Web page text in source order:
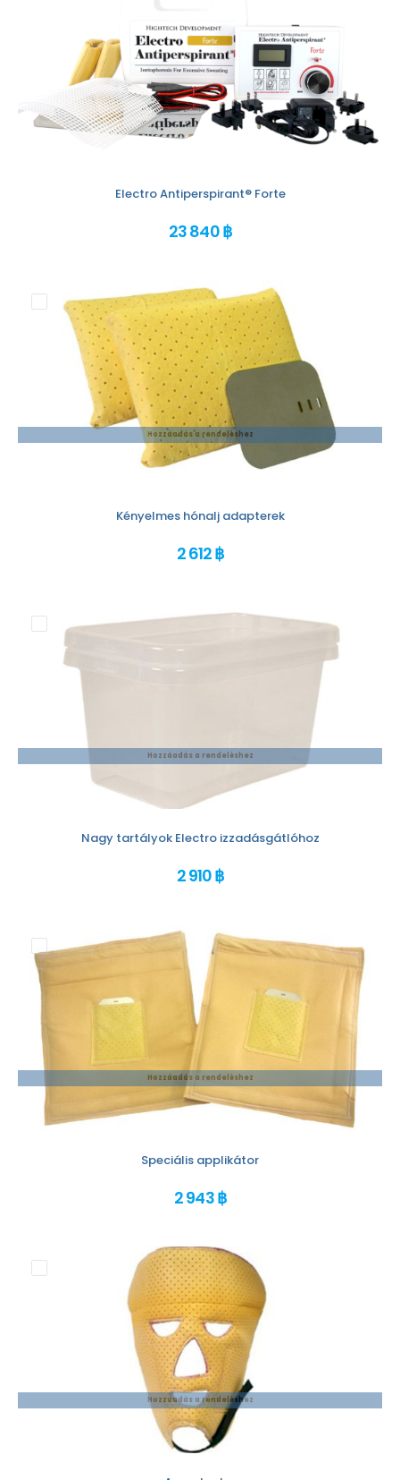
Electro Antiperspirant® Forte
23 840 ฿
Hozzáadás a rendeléshez
Kényelmes hónalj adapterek
2 612 ฿
Hozzáadás a rendeléshez
Nagy tartályok Electro izzadásgátlóhoz
2 910 ฿
Hozzáadás a rendeléshez
Speciális applikátor
2 943 ฿
Hozzáadás a rendeléshez